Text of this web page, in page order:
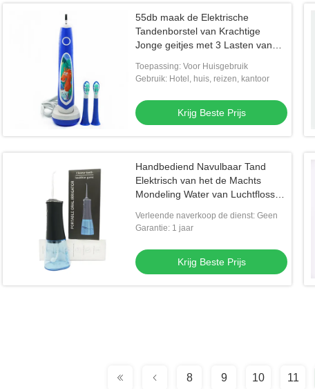
55db maak de Elektrische
Tandenborstel van Krachtige
Jonge geitjes met 3 Lasten van
Toepassing: Voor Huisgebruik
Gebruik: Hotel, huis, reizen, kantoor
Krijg Beste Prijs
Handbediend Navulbaar Tand
Elektrisch van het de Machts
Mondeling Water van Luchtflosser
Schoonmakend Water Flosser van
Verleende naverkoop de dienst: Geen
Garantie: 1 jaar
Krijg Beste Prijs
8 9 10 11